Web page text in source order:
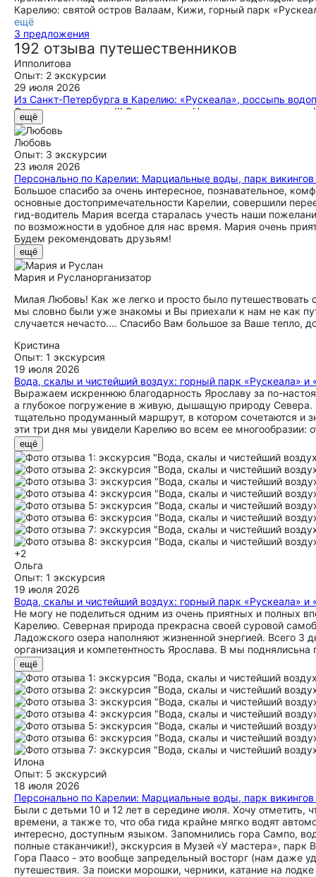
Карелию: святой остров Валаам, Кижи, горный парк
ещё
3 предложения
192 отзыва путешественников
Ипполитова
Опыт: 2 экскурсии
29 июля 2026
Из Санкт-Петербурга в Карелию: «Рускеала», россыпь
Отличная экскурсия!!! Экскурсовод Наталья просто
рекомендовать всем друзьям и знакомым это путешествие!
ещё
Любовь
Опыт: 3 экскурсии
23 июля 2026
Персонально по Карелии: Марциальные воды, парк
Большое спасибо за очень интересное, познавательное,
основные достопримечательности Карелии, совершили
гид-водитель Мария всегда старалась учесть наши
по возможности в удобное для нас время. Мария очень
Будем рекомендовать друзьям!
ещё
Мария и Русланорганизатор
Милая Любовь! Как же легко и просто было
мы словно были уже знакомы и Вы приехали к нам не как
случается нечасто.... Спасибо Вам большое за Ваше
Кристина
Опыт: 1 экскурсия
19 июля 2026
Вода, скалы и чистейший воздух: горный парк «Рускеала»
Выражаем искреннюю благодарность Ярославу за по-
а глубокое погружение в живую, дышащую природу Севера.
тщательно продуманный маршрут, в котором сочетаются и
эти три дня мы увидели Карелию во всем ее
тихих лесных троп, где слышен только ветер в кронах
карельским лесам — это ощущение полной оторванности от
умело выстраивал маршруты так, что каждый день
вершину с захватывающими панорамами на озера
возвышенности стали отдельным удовольствием: виды,
фотографиями — это нужно видеть своими глазами.
ощущение настоящей северной силы и спокойствия.
человек, который искренне влюблен в Карелию и умеет
превосходным чувством юмора, создавал комфорт и при
очень живой, насыщенной и при этом совершенно не
продуманные остановки, баланс между активностью и
Эти три дня дали гораздо больше, чем просто красивые
свободы, силы природы и внутреннего перезагрузки.
Карелию», а почувствовать ее — пройтись по лесам,
красоту этого региона.
ещё
+2
Ольга
Опыт: 1 экскурсия
19 июля 2026
Вода, скалы и чистейший воздух: горный парк «Рускеала»
Не могу не поделиться одним из очень приятных и полных
Карелию. Северная природа прекрасна своей суровой
Ладожского озера наполняют жизненной энергией. Всего 3
организация и компетентность Ярослава. В мы
озеро, остров Койонсаари, считающийся жемчужиной
среди уникальных гранитных скал. Посетили - горный парк
мостики над водопадами и много ещё интересного. В общем
завязку.Мужу и внучке понравилось.Спасибо за Ярославу
ещё
Илона
Опыт: 5 экскурсий
18 июля 2026
Персонально по Карелии: Марциальные воды, парк
Были с детьми 10 и 12 лет в середине июля. Хочу отметить,
времени, а также то, что оба гида крайне мягко водят
интересно, доступным языком. Запомнились гора Сампо,
полные стаканчики!), экскурсия в Музей «У мастера», парк
Гора Паасо - это вообще запредельный восторг (нам даже
путешествия. За поиски морошки, черники, катание на